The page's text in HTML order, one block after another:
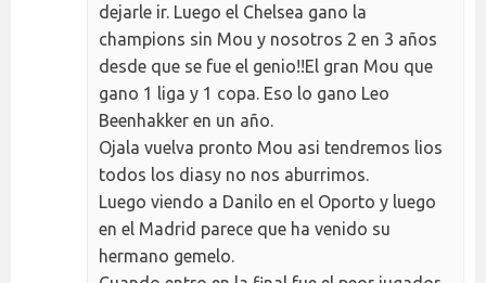
dejarle ir. Luego el Chelsea gano la
champions sin Mou y nosotros 2 en 3 años
desde que se fue el genio!!El gran Mou que
gano 1 liga y 1 copa. Eso lo gano Leo
Beenhakker en un año.
Ojala vuelva pronto Mou asi tendremos lios
todos los diasy no nos aburrimos.
Luego viendo a Danilo en el Oporto y luego
en el Madrid parece que ha venido su
hermano gemelo.